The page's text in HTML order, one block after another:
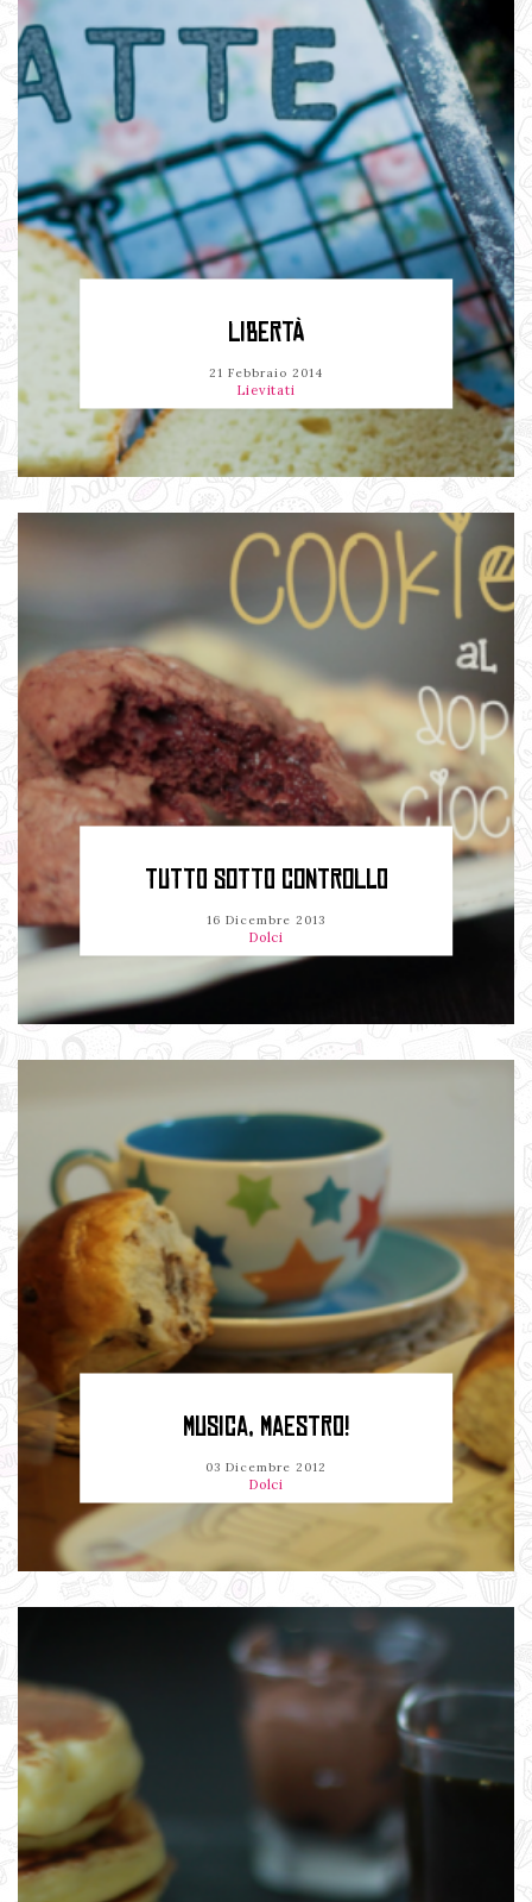
LIBERTÀ
21 Febbraio 2014
Lievitati
TUTTO SOTTO CONTROLLO
16 Dicembre 2013
Dolci
MUSICA, MAESTRO!
03 Dicembre 2012
Dolci